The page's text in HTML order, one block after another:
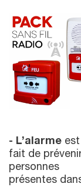
- L’alarme
fait de
personnes
présentes